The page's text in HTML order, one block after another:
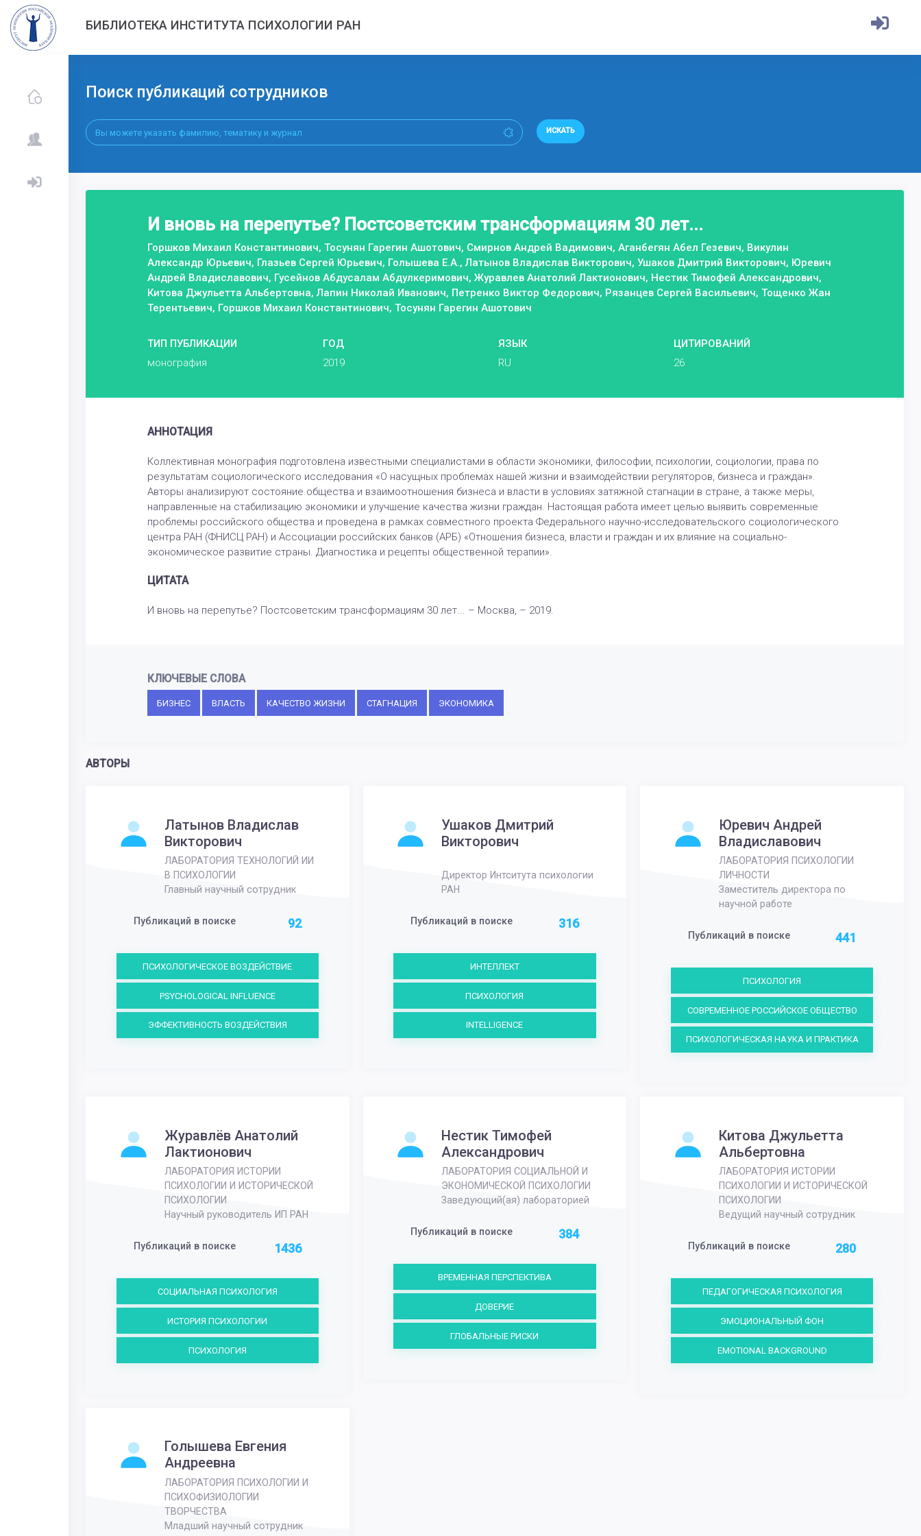
БИБЛИОТЕКА ИНСТИТУТА ПСИХОЛОГИИ РАН
Поиск публикаций сотрудников
ИСКАТЬ
И вновь на перепутье? Постсоветским трансформациям 30 лет...
Горшков Михаил Константинович, Тосунян Гарегин Ашотович, Смирнов Андрей Вадимович, Аганбегян Абел Гезевич, Викулин
Александр Юрьевич, Глазьев Сергей Юрьевич, Голышева Е.А., Латынов Владислав Викторович, Ушаков Дмитрий Викторович, Юревич
Андрей Владиславович, Гусейнов Абдусалам Абдулкеримович, Журавлев Анатолий Лактионович, Нестик Тимофей Александрович,
Китова Джульетта Альбертовна, Лапин Николай Иванович, Петренко Виктор Федорович, Рязанцев Сергей Васильевич, Тощенко Жан
Терентьевич, Горшков Михаил Константинович, Тосунян Гарегин Ашотович
ТИП ПУБЛИКАЦИИ
монография
ГОД
2019
ЯЗЫК
RU
ЦИТИРОВАНИЙ
26
АННОТАЦИЯ
Коллективная монография подготовлена известными специалистами в области экономики, философии, психологии, социологии, права по
результатам социологического исследования «О насущных проблемах нашей жизни и взаимодействии регуляторов, бизнеса и граждан».
Авторы анализируют состояние общества и взаимоотношения бизнеса и власти в условиях затяжной стагнации в стране, а также меры,
направленные на стабилизацию экономики и улучшение качества жизни граждан. Настоящая работа имеет целью выявить современные
проблемы российского общества и проведена в рамках совместного проекта Федерального научно-исследовательского социологического
центра РАН (ФНИСЦ РАН) и Ассоциации российских банков (АРБ) «Отношения бизнеса, власти и граждан и их влияние на социально-
экономическое развитие страны. Диагностика и рецепты общественной терапии».
ЦИТАТА
И вновь на перепутье? Постсоветским трансформациям 30 лет... – Москва, – 2019.
КЛЮЧЕВЫЕ СЛОВА
БИЗНЕС ВЛАСТЬ КАЧЕСТВО ЖИЗНИ СТАГНАЦИЯ ЭКОНОМИКА
АВТОРЫ
Латынов Владислав
Викторович
ЛАБОРАТОРИЯ ТЕХНОЛОГИЙ ИИ
В ПСИХОЛОГИИ
Главный научный сотрудник
Публикаций в поиске 92
ПСИХОЛОГИЧЕСКОЕ ВОЗДЕЙСТВИЕ
PSYCHOLOGICAL INFLUENCE
ЭФФЕКТИВНОСТЬ ВОЗДЕЙСТВИЯ
Ушаков Дмитрий
Викторович
Директор Интситута психологии
РАН
Публикаций в поиске 316
ИНТЕЛЛЕКТ
ПСИХОЛОГИЯ
INTELLIGENCE
Юревич Андрей
Владиславович
ЛАБОРАТОРИЯ ПСИХОЛОГИИ
ЛИЧНОСТИ
Заместитель директора по
научной работе
Публикаций в поиске 441
ПСИХОЛОГИЯ
СОВРЕМЕННОЕ РОССИЙСКОЕ ОБЩЕСТВО
ПСИХОЛОГИЧЕСКАЯ НАУКА И ПРАКТИКА
Журавлёв Анатолий
Лактионович
ЛАБОРАТОРИЯ ИСТОРИИ
ПСИХОЛОГИИ И ИСТОРИЧЕСКОЙ
ПСИХОЛОГИИ
Научный руководитель ИП РАН
Публикаций в поиске 1436
СОЦИАЛЬНАЯ ПСИХОЛОГИЯ
ИСТОРИЯ ПСИХОЛОГИИ
ПСИХОЛОГИЯ
Нестик Тимофей
Александрович
ЛАБОРАТОРИЯ СОЦИАЛЬНОЙ И
ЭКОНОМИЧЕСКОЙ ПСИХОЛОГИИ
Заведующий(ая) лабораторией
Публикаций в поиске 384
ВРЕМЕННАЯ ПЕРСПЕКТИВА
ДОВЕРИЕ
ГЛОБАЛЬНЫЕ РИСКИ
Китова Джульетта
Альбертовна
ЛАБОРАТОРИЯ ИСТОРИИ
ПСИХОЛОГИИ И ИСТОРИЧЕСКОЙ
ПСИХОЛОГИИ
Ведущий научный сотрудник
Публикаций в поиске 280
ПЕДАГОГИЧЕСКАЯ ПСИХОЛОГИЯ
ЭМОЦИОНАЛЬНЫЙ ФОН
EMOTIONAL BACKGROUND
Голышева Евгения
Андреевна
ЛАБОРАТОРИЯ ПСИХОЛОГИИ И
ПСИХОФИЗИОЛОГИИ
ТВОРЧЕСТВА
Младший научный сотрудник